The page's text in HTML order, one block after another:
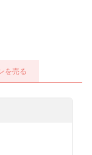
を売る